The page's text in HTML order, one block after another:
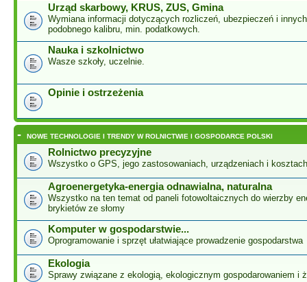
Urząd skarbowy, KRUS, ZUS, Gmina
Wymiana informacji dotyczących rozliczeń, ubezpieczeń i
podobnego kalibru, min. podatkowych.
Nauka i szkolnictwo
Wasze szkoły, uczelnie.
Opinie i ostrzeżenia
- NOWE TECHNOLOGIE I TRENDY W ROLNICTWIE I GOSPODARCE POLSKI
Rolnictwo precyzyjne
Wszystko o GPS, jego zastosowaniach, urządzeniach i kosztach
Agroenergetyka-energia odnawialna, naturalna
Wszystko na ten temat od paneli fotowoltaicznych do wierzby
brykietów ze słomy
Komputer w gospodarstwie...
Oprogramowanie i sprzęt ułatwiające prowadzenie gospodarstwa
Ekologia
Sprawy związane z ekologią, ekologicznym gospodarowaniem i